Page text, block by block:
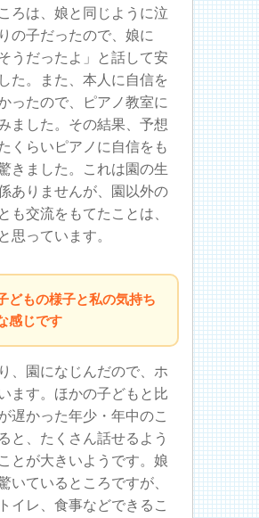
ろは、娘と同じように泣
の子だったので、娘に
うだったよ」と話して安
た。また、本人に自信を
ったので、ピアノ教室に
ました。その結果、予想
くらいピアノに自信をも
きました。これは園の生
ありませんが、園以外の
も交流をもてたことは、
思っています。
どもの様子と私の気持ち
感じです
、園になじんだので、ホ
ます。ほかの子どもと比
遅かった年少・年中のこ
と、たくさん話せるよう
とが大きいようです。娘
いているところですが、
イレ、食事などできるこ